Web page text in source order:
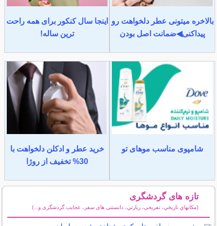
بالاخره میتونی عطر دلخواهت رو
پیداکنی◀ضمانت اصل بودن
اینجا سال کنکور برای همه راحت
ترین ساله!
شامپوی مناسب موهای تو
خرید عطر و ادکلن دلخواهت با
30% تخفیف از روژا
تازه های گردشگری
(مكانهاي تاريخي، تفریحی، زيارتي، دانستنی های سفر، عجایب گردشگری و...)